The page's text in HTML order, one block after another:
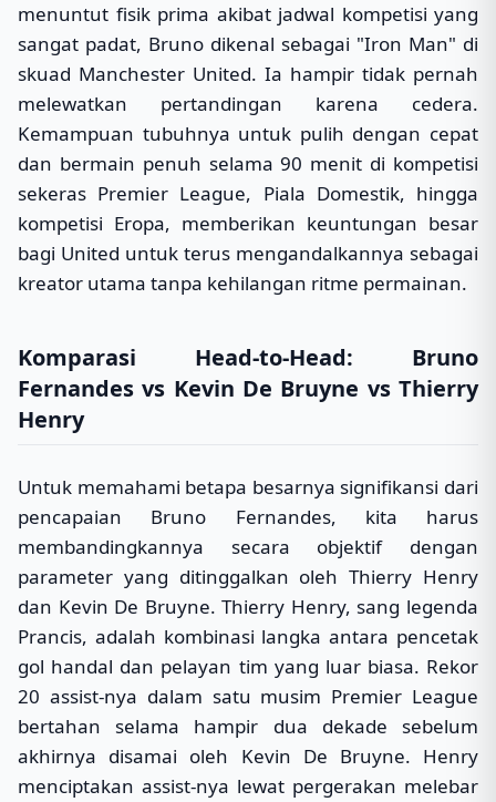
menuntut fisik prima akibat jadwal kompetisi yang
sangat padat, Bruno dikenal sebagai "Iron Man" di
skuad Manchester United. Ia hampir tidak pernah
melewatkan pertandingan karena cedera.
Kemampuan tubuhnya untuk pulih dengan cepat
dan bermain penuh selama 90 menit di kompetisi
sekeras Premier League, Piala Domestik, hingga
kompetisi Eropa, memberikan keuntungan besar
bagi United untuk terus mengandalkannya sebagai
kreator utama tanpa kehilangan ritme permainan.
Komparasi Head-to-Head: Bruno
Fernandes vs Kevin De Bruyne vs Thierry
Henry
Untuk memahami betapa besarnya signifikansi dari
pencapaian Bruno Fernandes, kita harus
membandingkannya secara objektif dengan
parameter yang ditinggalkan oleh Thierry Henry
dan Kevin De Bruyne. Thierry Henry, sang legenda
Prancis, adalah kombinasi langka antara pencetak
gol handal dan pelayan tim yang luar biasa. Rekor
20 assist-nya dalam satu musim Premier League
bertahan selama hampir dua dekade sebelum
akhirnya disamai oleh Kevin De Bruyne. Henry
menciptakan assist-nya lewat pergerakan melebar